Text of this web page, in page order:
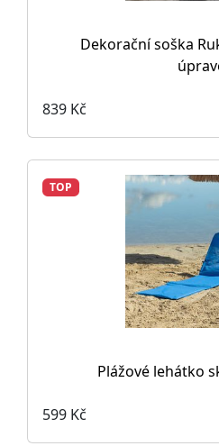
Dekorační soška
839 Kč
TOP
Plážové lehátko
599 Kč